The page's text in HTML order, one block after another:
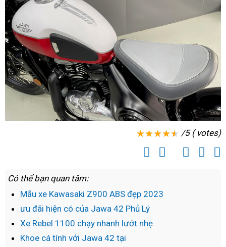
Cẩm
Phả
hàng
tại
Cẩm
Phả
/5 ( votes)
Có thể bạn quan tâm:
Mẫu xe Kawasaki Z900 ABS đẹp 2023
ưu đãi hiện có của Jawa 42 Phủ Lý
Xe Rebel 1100 chạy nhanh lướt nhẹ
Khoe cá tính với Jawa 42 tại